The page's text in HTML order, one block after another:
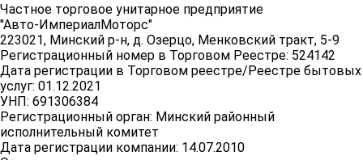
Частное торговое унитарное предприятие
"Авто-ИмпериалМоторс"
223021, Минский р-н, д. Озерцо, Менковский тракт, 5-9
Регистрационный номер в Торговом Реестре: 524142
Дата регистрации в Торговом реестре/Реестре бытовых
услуг: 01.12.2021
УНП: 691306384
Регистрационный орган: Минский районный
исполнительный комитет
Дата регистрации компании: 14.07.2010